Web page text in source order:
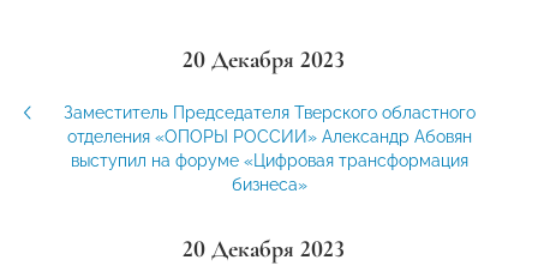
20 Декабря 2023
Заместитель Председателя Тверского областного
отделения «ОПОРЫ РОССИИ» Александр Абовян
выступил на форуме «Цифровая трансформация
бизнеса»
20 Декабря 2023